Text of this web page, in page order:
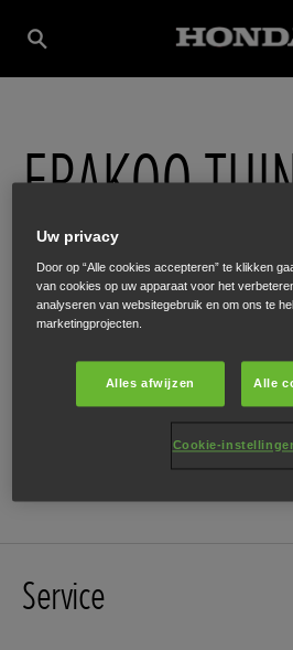
FRAKOO
Loo 38,Bergeyk,
ONTVANG EEN ROUTEBESCHRIJVING
Service
Uw privacy
Door op “Alle cookies accepteren” te klikken
van cookies op uw apparaat voor het
analyseren van websitegebruik en om ons te
marketingprojecten.
Alles afwijzen Alle
Cookie-